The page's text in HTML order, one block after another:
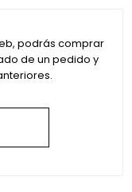
podrás comprar
de un pedido y